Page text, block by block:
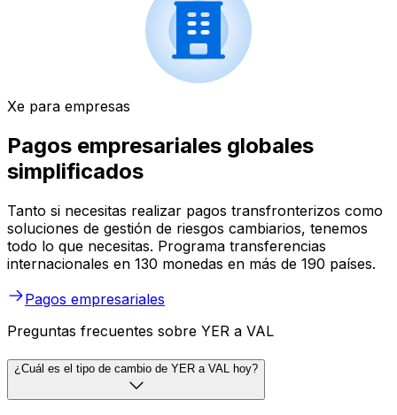
Xe para empresas
Pagos empresariales globales
simplificados
Tanto si necesitas realizar pagos transfronterizos como
soluciones de gestión de riesgos cambiarios, tenemos
todo lo que necesitas. Programa transferencias
internacionales en 130 monedas en más de 190 países.
Pagos empresariales
Preguntas frecuentes sobre YER a VAL
¿Cuál es el tipo de cambio de YER a VAL hoy?